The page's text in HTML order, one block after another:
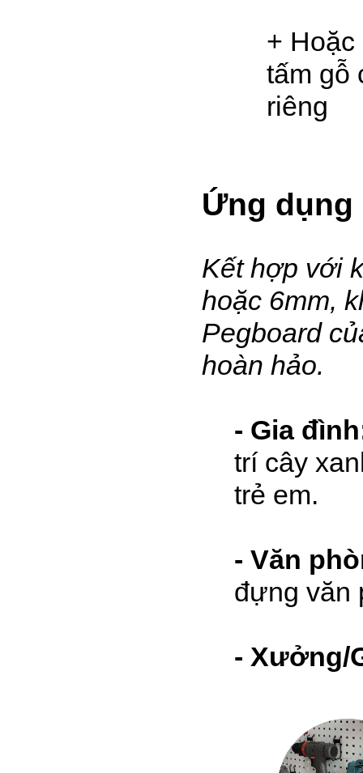
+ Hoặc
tấm gỗ
riêng
Ứng dụng
Kết hợp với
hoặc 6mm,
Pegboard
hoàn hảo.
- Gia
trí cây
trẻ em.
- Văn
đựng văn
- Xưởng/